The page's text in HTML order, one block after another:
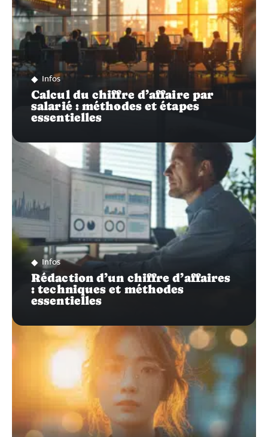
Infos
Calcul du chiffre d’affaire par
salarié : méthodes et étapes
essentielles
Infos
Rédaction d’un chiffre d’affaires
: techniques et méthodes
essentielles